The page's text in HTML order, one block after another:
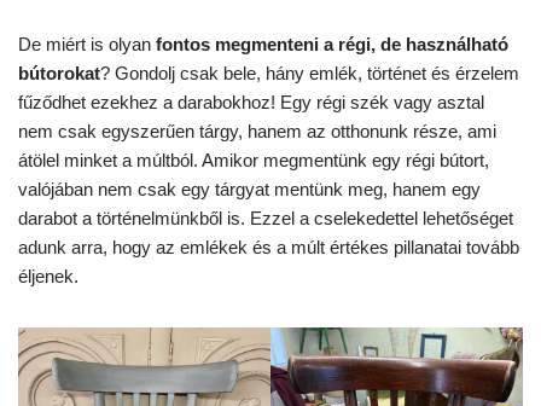
De miért is olyan fontos megmenteni a régi, de használható
bútorokat? Gondolj csak bele, hány emlék, történet és érzelem
fűződhet ezekhez a darabokhoz! Egy régi szék vagy asztal
nem csak egyszerűen tárgy, hanem az otthonunk része, ami
átölel minket a múltból. Amikor megmentünk egy régi bútort,
valójában nem csak egy tárgyat mentünk meg, hanem egy
darabot a történelmünkből is. Ezzel a cselekedettel lehetőséget
adunk arra, hogy az emlékek és a múlt értékes pillanatai tovább
éljenek.